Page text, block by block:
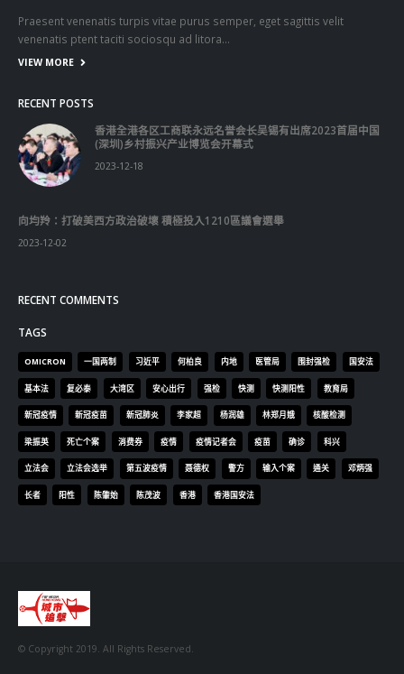
Praesent venenatis turpis vitae purus semper, eget sagittis velit
venenatis ptent taciti sociosqu ad litora…
VIEW MORE
RECENT POSTS
香港全港各区工商联永远名誉会长吴锡有出席2023首届中国
(深圳)乡村振兴产业博览会开幕式
2023-12-18
向均羚：打破美西方政治破壞 積極投入1210區議會選舉
2023-12-02
RECENT COMMENTS
TAGS
OMICRON 一国两制 习近平 何柏良 内地 医管局 围封强检 国安法
基本法 复必泰 大湾区 安心出行 强检 快测 快测阳性 教育局
新冠疫情 新冠疫苗 新冠肺炎 李家超 杨润雄 林郑月娥 核酸检测
梁振英 死亡个案 消费券 疫情 疫情记者会 疫苗 确诊 科兴
立法会 立法会选举 第五波疫情 聂德权 警方 输入个案 通关 邓炳强
长者 阳性 陈肇始 陈茂波 香港 香港国安法
© Copyright 2019. All Rights Reserved.